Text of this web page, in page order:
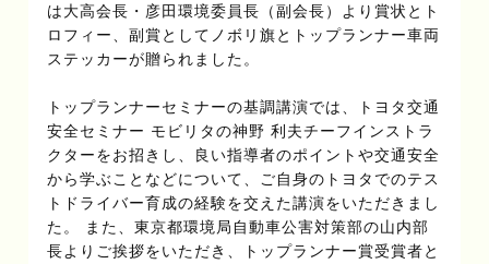
は大高会長・彦田環境委員長（副会長）より賞状とト
ロフィー、副賞としてノボリ旗とトップランナー車両
ステッカーが贈られました。
トップランナーセミナーの基調講演では、トヨタ交通
安全セミナー モビリタの神野 利夫チーフインストラ
クターをお招きし、良い指導者のポイントや交通安全
から学ぶことなどについて、ご自身のトヨタでのテス
トドライバー育成の経験を交えた講演をいただきまし
た。 また、東京都環境局自動車公害対策部の山内部
長よりご挨拶をいただき、トップランナー賞受賞者と